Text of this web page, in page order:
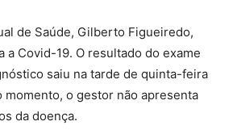
de Saúde, Gilberto Figueiredo,
a Covid-19. O resultado do exame
saiu na tarde de quinta-feira
momento, o gestor não apresenta
da doença.